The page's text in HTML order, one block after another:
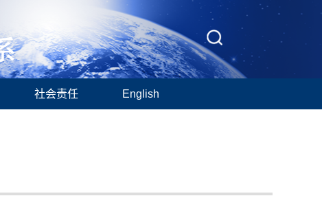
社会责任 English